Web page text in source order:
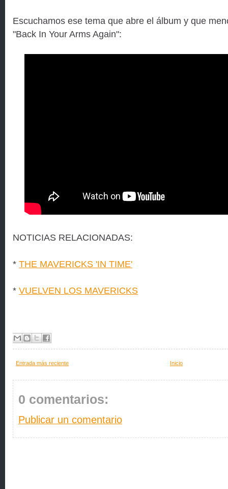
Escuchamos ese tema que abre el álbum y que
"Back In Your Arms Again":
NOTICIAS RELACIONADAS:
* THE MAVERICKS 'IN TIME'
* VUELVEN LOS MAVERICKS
Entrada más reciente Inicio
0 comentarios:
Publicar un comentario